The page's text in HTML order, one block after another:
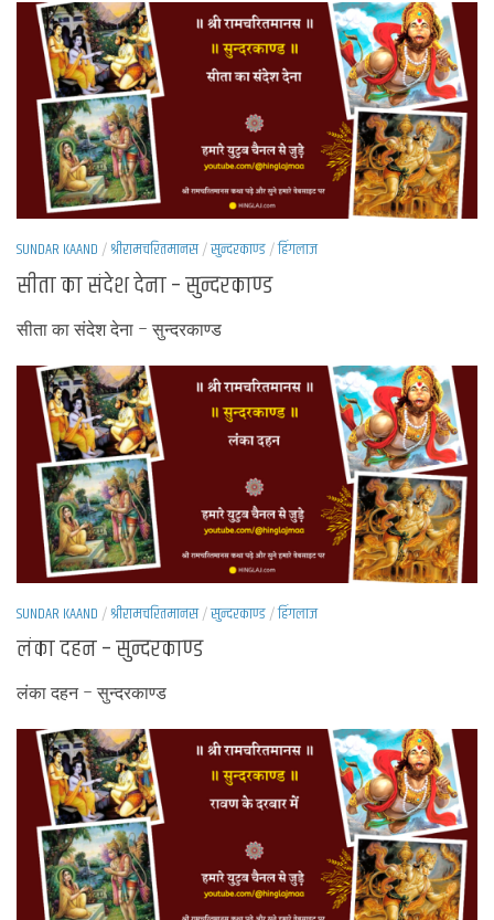
SUNDAR KAAND/श्रीरामचरितमानस/सुन्दरकाण्ड/हिंगलाज
सीता का संदेश देना – सुन्दरकाण्ड
सीता का संदेश देना – सुन्दरकाण्ड
SUNDAR KAAND/श्रीरामचरितमानस/सुन्दरकाण्ड/हिंगलाज
लंका दहन – सुन्दरकाण्ड
लंका दहन – सुन्दरकाण्ड